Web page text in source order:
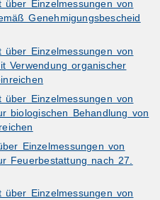
über Einzelmessungen von
Genehmigungsbescheid
über Einzelmessungen von
Verwendung organischer
über Einzelmessungen von
biologischen Behandlung von
Einzelmessungen von
Feuerbestattung nach 27.
über Einzelmessungen von